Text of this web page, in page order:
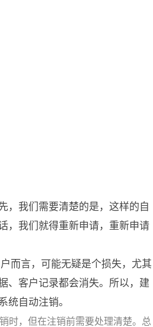
，我们需要清楚的是，这样的自
，我们就得重新申请，重新申请
而言，可能无疑是个损失，尤其
、客户记录都会消失。所以，建
统自动注销。
时，但在注销前需要处理清楚。总